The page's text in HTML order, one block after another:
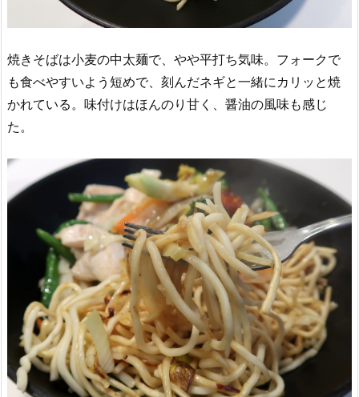
焼きそばは小麦の中太麺で、やや平打ち気味。フォークで
も食べやすいよう短めで、刻んだネギと一緒にカリッと焼
かれている。味付けはほんのり甘く、醤油の風味も感じ
た。